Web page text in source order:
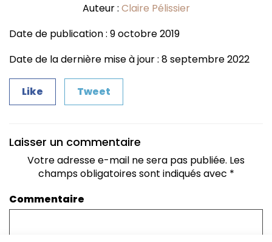
Auteur : Claire Pélissier
Date de publication : 9 octobre 2019
Date de la dernière mise à jour : 8 septembre 2022
Like Tweet
Laisser un commentaire
Votre adresse e-mail ne sera pas publiée. Les
champs obligatoires sont indiqués avec *
Commentaire